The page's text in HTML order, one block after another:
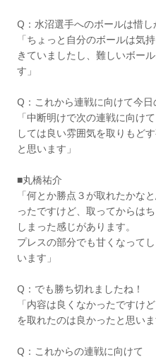
Q：水沼選手へのボールは惜
「ちょっと自分のボールは気
きていましたし、難しいボー
す」
Q：これから連戦に向けて今日
「中断明けで次の連戦に向け
しては良い雰囲気を取りもど
と思います」
■丸橋祐介
「何とか勝点３が取れたかな
ったですけど、取ってからは
しまった感じがあります。
プレスの部分でも甘くなって
います」
Q：でも勝ち切れましたね！
「内容は良くなかったですけ
を取れたのは良かったと思いま
Q：これからの連戦に向けて